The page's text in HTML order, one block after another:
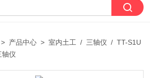
> 产品中心 >室内土工 / 三轴仪 / TT-S1U
轴仪